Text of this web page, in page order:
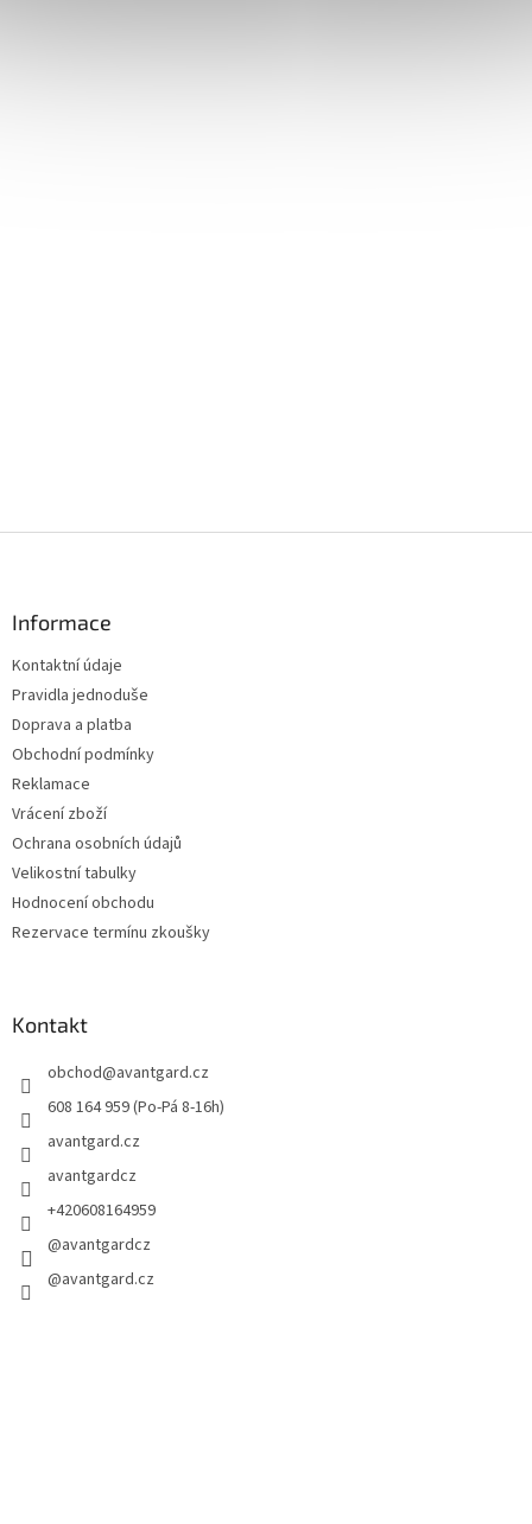
Informace
Kontaktní údaje
Pravidla jednoduše
Doprava a platba
Obchodní podmínky
Reklamace
Vrácení zboží
Ochrana osobních údajů
Velikostní tabulky
Hodnocení obchodu
Rezervace termínu zkoušky
Kontakt
obchod@avantgard.cz
608 164 959 (Po-Pá 8-16h)
avantgard.cz
avantgardcz
+420608164959
@avantgardcz
@avantgard.cz